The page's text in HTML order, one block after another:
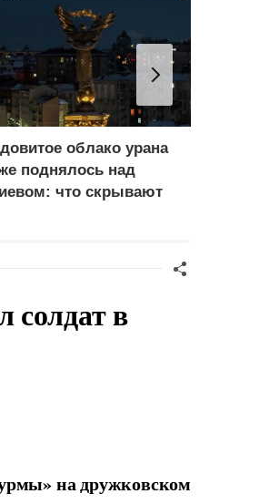
облако урана
поднялось над
что скрывают
в
на дружковском